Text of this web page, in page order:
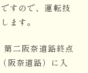
すので、運転技
ます。
二阪奈道路終点
阪奈道路）に入